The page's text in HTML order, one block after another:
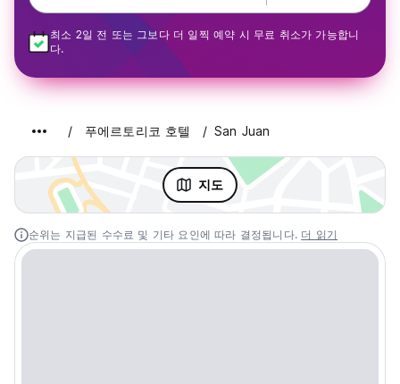
최소 2일 전 또는 그보다 더 일찍 예약 시 무료 취소가 가능합니
다.
푸에르토리코 호텔 San Juan
지도
순위는 지급된 수수료 및 기타 요인에 따라 결정됩니다. 더 읽기